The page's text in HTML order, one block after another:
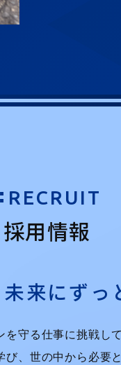
RECRUIT
採用情報
未来にずっ
守る仕事に挑戦し
、世の中から必要